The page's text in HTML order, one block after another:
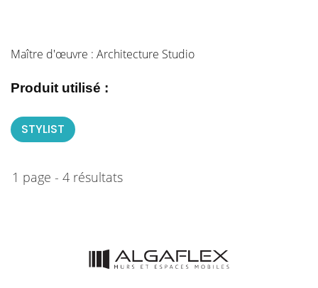
Maître d'œuvre : Architecture Studio
Produit utilisé :
STYLIST
1 page - 4 résultats